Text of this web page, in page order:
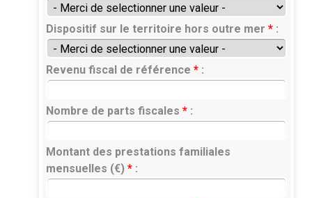
Dispositif sur le territoire hors outre mer * :
Revenu fiscal de référence * :
Nombre de parts fiscales * :
Montant des prestations familiales
mensuelles (€) * :